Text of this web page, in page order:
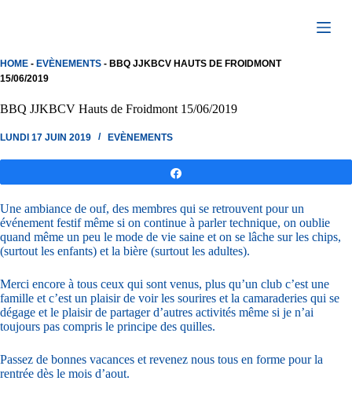
HOME - EVÈNEMENTS - BBQ JJKBCV HAUTS DE FROIDMONT
15/06/2019
BBQ JJKBCV Hauts de Froidmont 15/06/2019
LUNDI 17 JUIN 2019 EVÈNEMENTS
Une ambiance de ouf, des membres qui se retrouvent pour un
événement festif même si on continue à parler technique, on oublie
quand même un peu le mode de vie saine et on se lâche sur les chips,
(surtout les enfants) et la bière (surtout les adultes).
Merci encore à tous ceux qui sont venus, plus qu’un club c’est une
famille et c’est un plaisir de voir les sourires et la camaraderies qui se
dégage et le plaisir de partager d’autres activités même si je n’ai
toujours pas compris le principe des quilles.
Passez de bonnes vacances et revenez nous tous en forme pour la
rentrée dès le mois d’aout.